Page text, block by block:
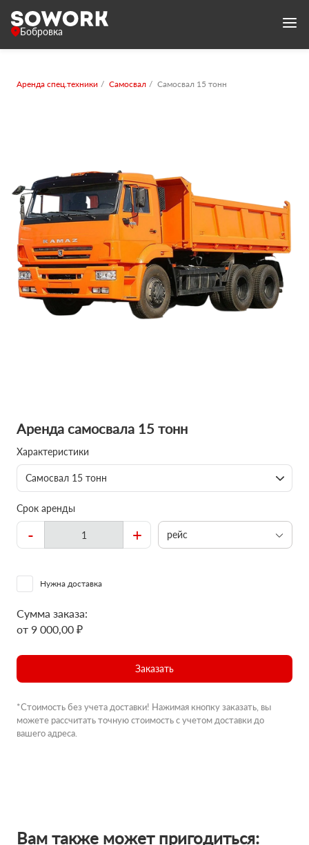
Бобровка
Аренда спец.техники Самосвал Самосвал 15 тонн
Аренда самосвала 15 тонн
Характеристики
Самосвал 15 тонн
Срок аренды
- + рейс
Нужна доставка
Сумма заказа:
от 9 000,00 ₽
Заказать
*Стоимость без учета доставки! Нажимая кнопку заказать, вы
можете рассчитать точную стоимость с учетом доставки до
вашего адреса.
Вам также может пригодиться: